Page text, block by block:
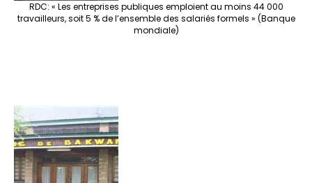
RDC: « Les entreprises publiques emploient au moins 44 000
travailleurs, soit 5 % de l’ensemble des salariés formels » (Banque
mondiale)